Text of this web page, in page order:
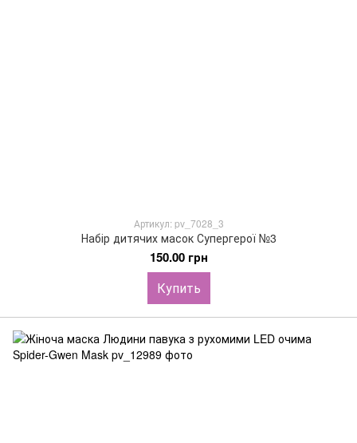
Артикул: pv_7028_3
Набір дитячих масок Супергерої №3
150.00 грн
Купить